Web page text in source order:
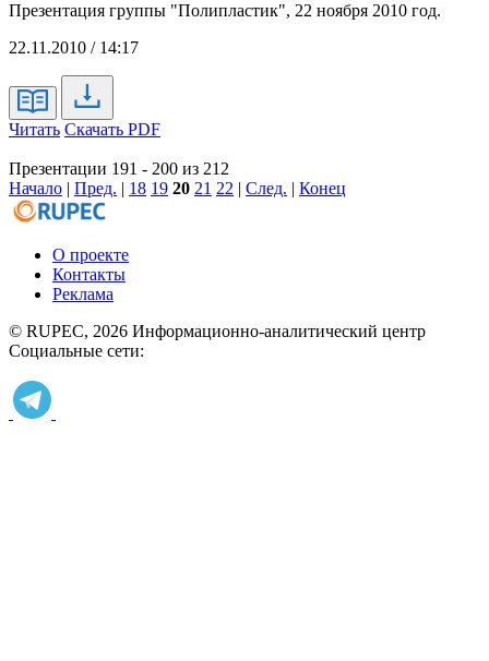
Презентация группы "Полипластик", 22 ноября 2010 год.
22.11.2010 / 14:17
Читать Скачать PDF
Презентации 191 - 200 из 212
Начало | Пред. | 18 19 20 21 22 | След. | Конец
О проекте
Контакты
Реклама
© RUPEC, 2026 Информационно-аналитический центр
Социальные сети: